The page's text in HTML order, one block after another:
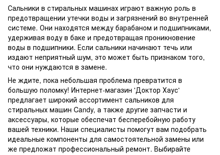
Сальники в стиральных машинах играют важную роль в
предотвращении утечки воды и загрязнений во внутренней
системе. Они находятся между барабаном и подшипниками,
удерживая воду в баке и предотвращая проникновение
воды в подшипники. Если сальники начинают течь или
издают неприятный шум, это может быть признаком того,
что они нуждаются в замене.
Не ждите, пока небольшая проблема превратится в
большую поломку! Интернет-магазин 'Доктор Хаус'
предлагает широкий ассортимент сальников для
стиральных машин Candy, а также другие запчасти и
аксессуары, которые обеспечат бесперебойную работу
вашей техники. Наши специалисты помогут вам подобрать
идеальные компоненты для самостоятельной замены или
же предложат профессиональный ремонт. Выбирайте